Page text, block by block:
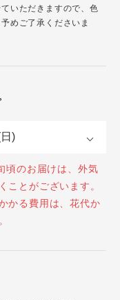
いただきますので、色
めご了承くださいま
頃のお届けは、外気
ことがございます。
かる費用は、花代か